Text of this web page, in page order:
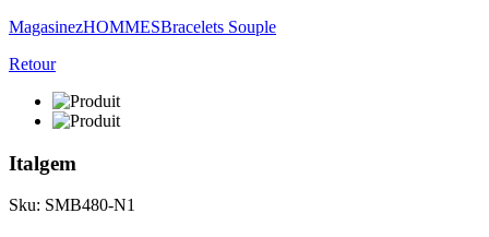
MagasinezHOMMESBracelets Souple
Retour
Italgem
Sku: SMB480-N1